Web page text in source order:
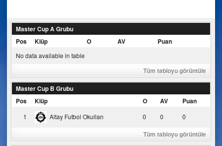
Master Cup A Grubu
Pos
Klüp O AV Puan
No data available in table
Tüm tabloyu görüntüle
Master Cup B Grubu
Pos
Klüp O AV Puan
1 Altay Futbol Okulları 0 0 0
Tüm tabloyu görüntüle